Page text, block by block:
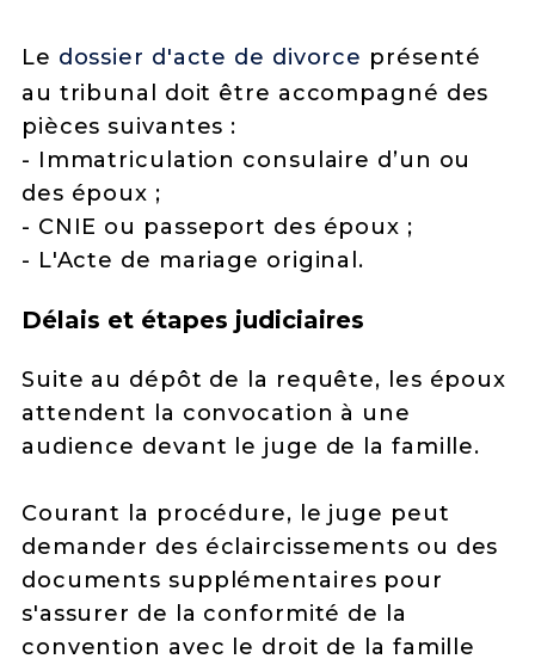
Le dossier d'acte de divorce présenté
au tribunal doit être accompagné des
pièces suivantes :
- Immatriculation consulaire d’un ou
des époux ;
- CNIE ou passeport des époux ;
- L'Acte de mariage original.
Délais et étapes judiciaires
Suite au dépôt de la requête, les époux
attendent la convocation à une
audience devant le juge de la famille.
Courant la procédure, le juge peut
demander des éclaircissements ou des
documents supplémentaires pour
s'assurer de la conformité de la
convention avec le droit de la famille